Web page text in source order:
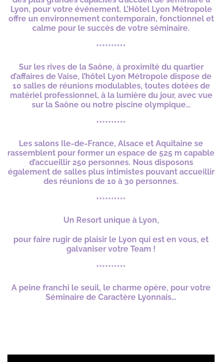
Lyon, pour votre événement. L’Hôtel Lyon Métropole
offre un environnement contemporain, fonctionnel et
calme pour le succès de votre séminaire.
**********
Sur les rives de la Saône, à proximité du quartier
d’affaires de Vaise, l’hôtel Lyon Métropole dispose de
10 salles de réunions modulables, toutes dotées de
matériel professionnel, à la lumière du jour, avec vue
sur la Saône ou notre piscine olympique…
**********
Les salons Ile-de-France, Alsace et Aquitaine se
rassemblent pour former un espace de 525 m capable
d’accueillir 250 personnes. Nous disposons
également de salles plus intimistes pouvant accueillir
des réunions de 10 à 30 personnes.
**********
Un Resort unique à Lyon,
pour faire rugir de plaisir le Lyon qui est en vous, et
galvaniser votre Team !
**********
A peine franchi le seuil, le charme opère, pour votre
Séminaire de Caractère Lyonnais…